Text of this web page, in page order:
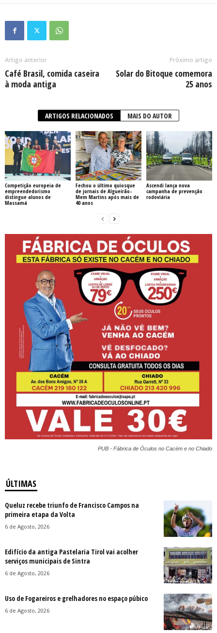
Artigo anterior
Café Brasil, comida caseira
à moda antiga
Próximo artigo
Solar do Bitoque comemora
25 anos
ARTIGOS RELACIONADOS MAIS DO AUTOR
Competição europeia de
empreendedorismo
distingue alunos de
Massamá
Fechou o último quiosque
de jornais de Algueirão-
Mem Martins após mais de
40 anos
Ascendi lança nova
campanha de prevenção
rodoviária
PUB - Fábrica de Óculos no Cacém e no Chiado
ÚLTIMAS
Queluz recebe triunfo de Francisco Campos na
primeira etapa da Volta
6 de Agosto, 2026
Edifício da antiga Pastelaria Tirol vai acolher
serviços municipais de Sintra
6 de Agosto, 2026
Uso de Fogareiros e grelhadores no espaço púbico
6 de Agosto, 2026